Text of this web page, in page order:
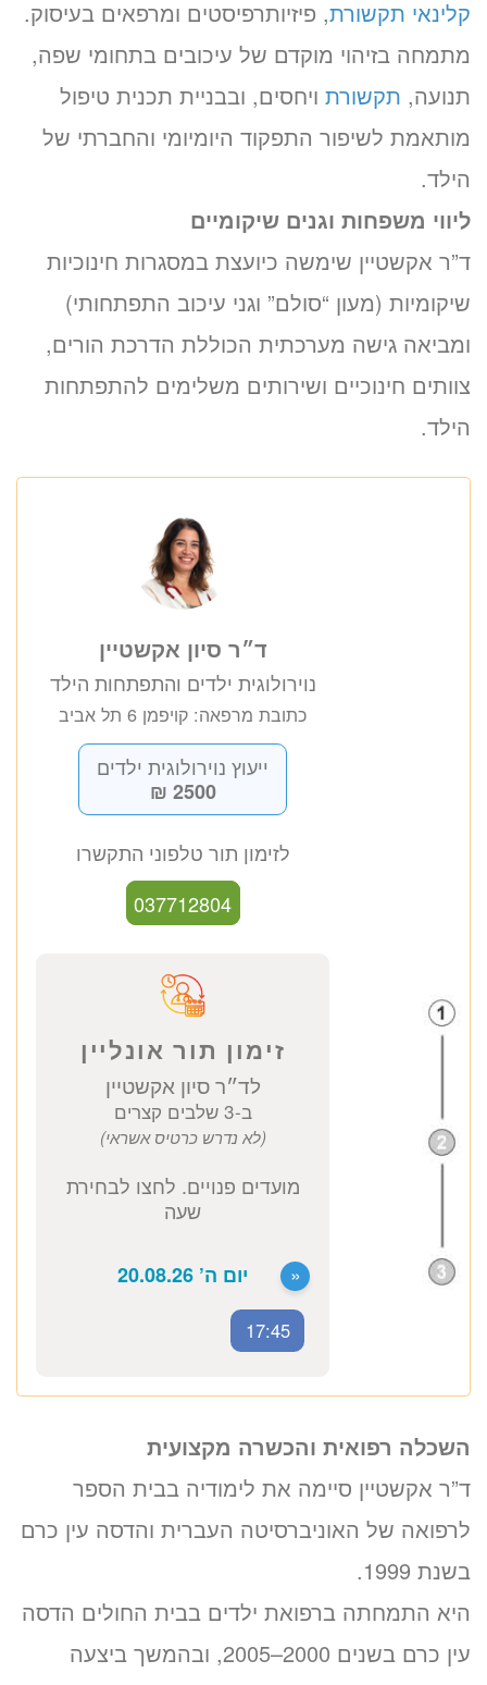
קלינאי תקשורת, פיזיותרפיסטים ומרפאים בעיסוק.
מתמחה בזיהוי מוקדם של עיכובים בתחומי שפה,
תנועה, תקשורת ויחסים, ובבניית תכנית טיפול
מותאמת לשיפור התפקוד היומיומי והחברתי של
הילד.
ליווי משפחות וגנים שיקומיים
ד”ר אקשטיין שימשה כיועצת במסגרות חינוכיות
שיקומיות (מעון “סולם” וגני עיכוב התפתחותי)
ומביאה גישה מערכתית הכוללת הדרכת הורים,
צוותים חינוכיים ושירותים משלימים להתפתחות
הילד.
ד״ר סיון אקשטיין
נוירולוגית ילדים והתפתחות הילד
כתובת מרפאה: קויפמן 6 תל אביב
לזימון תור טלפוני התקשרו
זימון תור אונליין
ב-3 שלבים קצרים
(לא נדרש כרטיס אשראי)
השכלה רפואית והכשרה מקצועית
ד”ר אקשטיין סיימה את לימודיה בבית הספר
לרפואה של האוניברסיטה העברית והדסה עין כרם
בשנת 1999.
היא התמחתה ברפואת ילדים בבית החולים הדסה
עין כרם בשנים 2000–2005, ובהמשך ביצעה